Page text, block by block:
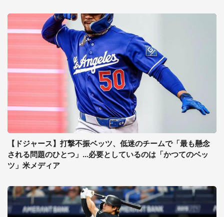
【ドジャース】打撃不振ベッツ、低迷のチームで「最も懸念
される問題のひとつ」...必要としているのは「かつてのベッ
ツ」米メディア